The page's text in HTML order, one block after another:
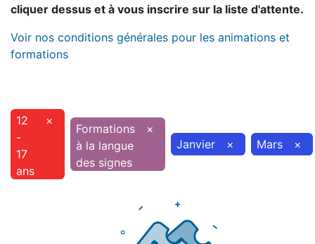
cliquer dessus et à vous inscrire sur la liste d'attente.
Voir nos conditions générales pour les animations et
formations
12
-
17
ans
×
Formations
à la langue
des signes
×
Janvier
× Mars ×